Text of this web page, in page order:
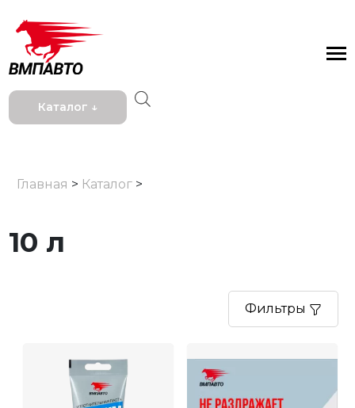
Каталог ↓
Главная > Каталог >
10 л
Фильтры